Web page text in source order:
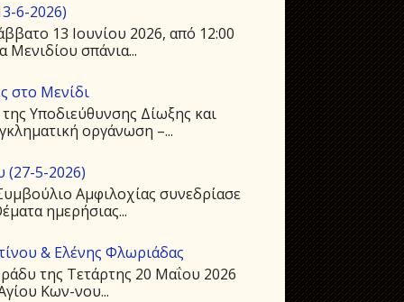
6-2026)
13 Ιουνίου 2026, από 12:00
Μενιδίου σπάνια...
στο Μενίδι
Υποδιεύθυνσης Δίωξης και
οργάνωση –...
(27-5-2026)
Αμφιλοχίας συνεδρίασε
ημερήσιας...
& Ελένης Φλωριάδας
της Τετάρτης 20 Μαΐου 2026
Kων-νου...